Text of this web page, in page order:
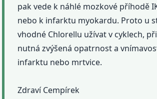
pak vede k náhlé mozkové příhodě
nebo k infarktu myokardu. Proto u
vhodné Chlorellu užívat v cyklech,
nutná zvýšená opatrnost a
infarktu nebo mrtvice.
Zdraví Cempírek